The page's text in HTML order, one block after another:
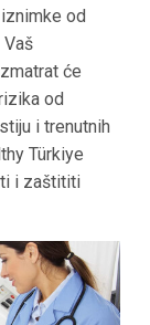
od
će
od
i trenutnih
Türkiye
i zaštititi